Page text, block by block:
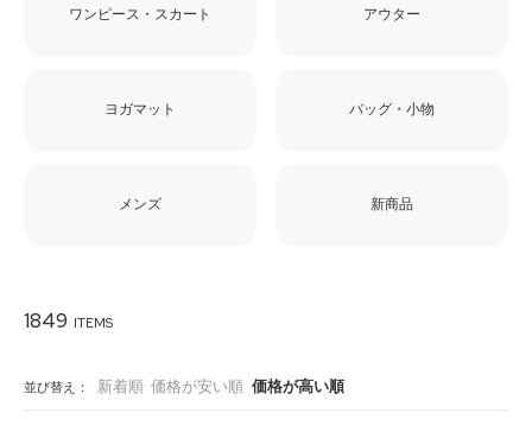
ワンピース・スカート アウター
ヨガマット バッグ・小物
メンズ 新商品
並び替え 新着順 価格が安い順 価格が高い順
1849